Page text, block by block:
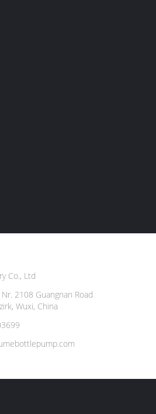
Co., Ltd
2108 Guangnan Road
Wuxi, China